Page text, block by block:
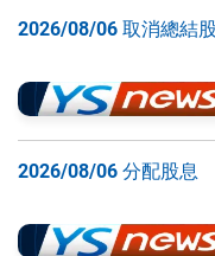
2026/08/06 取消總結
2026/08/06 分配股息